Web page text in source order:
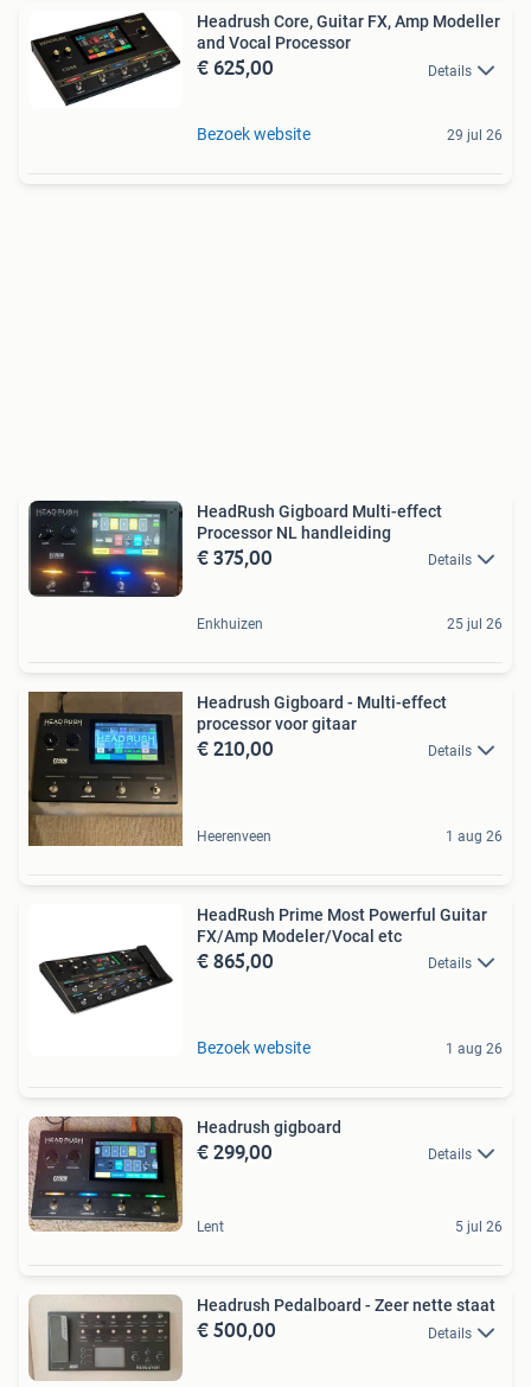
Headrush Core, Guitar FX, Amp Modeller
and Vocal Processor
€ 625,00 Details
Bezoek website 29 jul 26
HeadRush Gigboard Multi-effect
Processor NL handleiding
€ 375,00 Details
Enkhuizen 25 jul 26
Headrush Gigboard - Multi-effect
processor voor gitaar
€ 210,00 Details
Heerenveen 1 aug 26
HeadRush Prime Most Powerful Guitar
FX/Amp Modeler/Vocal etc
€ 865,00 Details
Bezoek website 1 aug 26
Headrush gigboard
€ 299,00 Details
Lent 5 jul 26
Headrush Pedalboard - Zeer nette staat
€ 500,00 Details